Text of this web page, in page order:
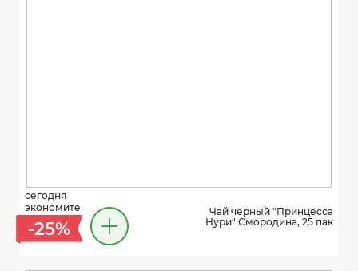
сегодня
экономите
-25%
Чай черный "Принцесса
Нури" Смородина, 25 пак